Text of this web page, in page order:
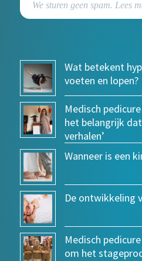
We sturen geen spam. Lees
Wat betekent
voeten en lopen?
Medisch
het belangrijk
verhalen’
Wanneer is een
De ontwikkeling
Medisch
om het